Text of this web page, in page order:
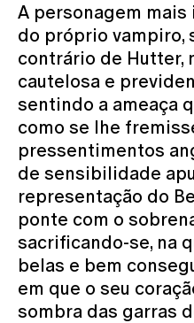
A personagem
do próprio vampiro,
contrário de Hutter,
cautelosa e
sentindo a ameaça
como se lhe
pressentimentos
de sensibilidade
representação do
ponte com o
sacrificando-se, na
belas e bem
em que o seu
sombra das garras